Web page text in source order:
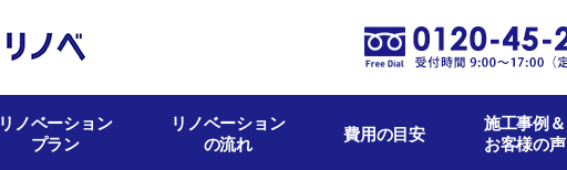
リノベーション
プラン
リノベーション
の流れ
費用の目安
施工事例＆
お客様の声